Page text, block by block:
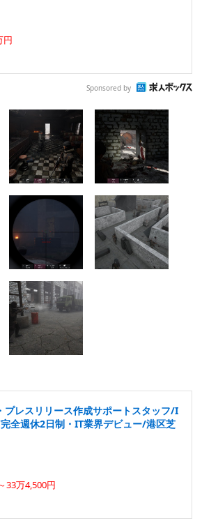
円
Sponsored by
プレスリリース作成サポートスタッフ/I
全週休2日制・IT業界デビュー/港区芝
33万4,500円